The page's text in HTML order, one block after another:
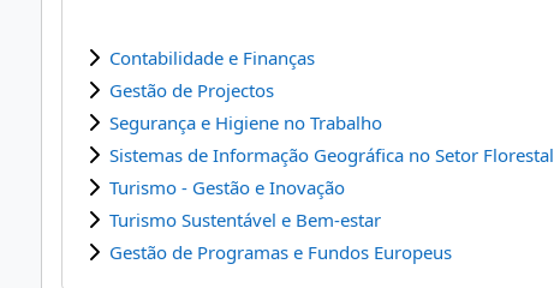
Contabilidade e Finanças
Gestão de Projectos
Segurança e Higiene no Trabalho
Sistemas de Informação Geográfica no Setor Florestal
Turismo - Gestão e Inovação
Turismo Sustentável e Bem-estar
Gestão de Programas e Fundos Europeus